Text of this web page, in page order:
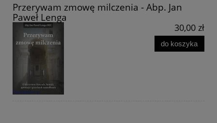
Przerywam zmowę milczenia - Abp. Jan
Paweł Lenga
30,00 zł
do koszyka